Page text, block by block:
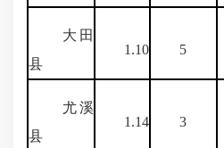
大田
县
1.10 5
尤溪
县
1.14 3